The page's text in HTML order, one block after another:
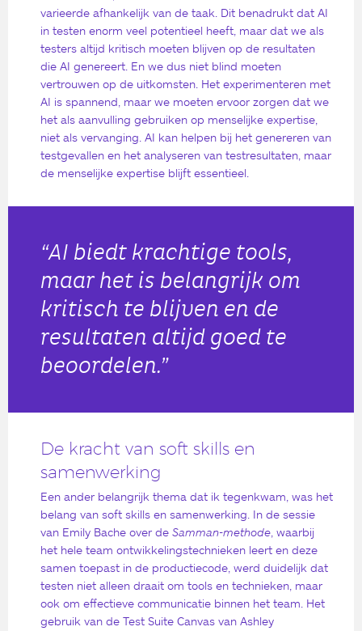
varieerde afhankelijk van de taak. Dit benadrukt dat AI
in testen enorm veel potentieel heeft, maar dat we als
testers altijd kritisch moeten blijven op de resultaten
die AI genereert. En we dus niet blind moeten
vertrouwen op de uitkomsten. Het experimenteren met
AI is spannend, maar we moeten ervoor zorgen dat we
het als aanvulling gebruiken op menselijke expertise,
niet als vervanging. AI kan helpen bij het genereren van
testgevallen en het analyseren van testresultaten, maar
de menselijke expertise blijft essentieel.
“AI biedt krachtige tools,
maar het is belangrijk om
kritisch te blijven en de
resultaten altijd goed te
beoordelen.”
De kracht van soft skills en
samenwerking
Een ander belangrijk thema dat ik tegenkwam, was het
belang van soft skills en samenwerking. In de sessie
van Emily Bache over de Samman-methode , waarbij
het hele team ontwikkelingstechnieken leert en deze
samen toepast in de productiecode, werd duidelijk dat
testen niet alleen draait om tools en technieken, maar
ook om effectieve communicatie binnen het team. Het
gebruik van de Test Suite Canvas van Ashley